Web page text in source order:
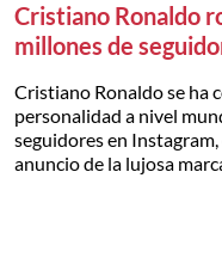
Cristiano Ronaldo
millones de
Cristiano Ronaldo se ha
personalidad a nivel
seguidores en
anuncio de la lujosa